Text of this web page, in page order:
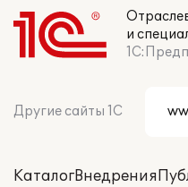
и
Другие сайты 1С
КаталогВнедрения